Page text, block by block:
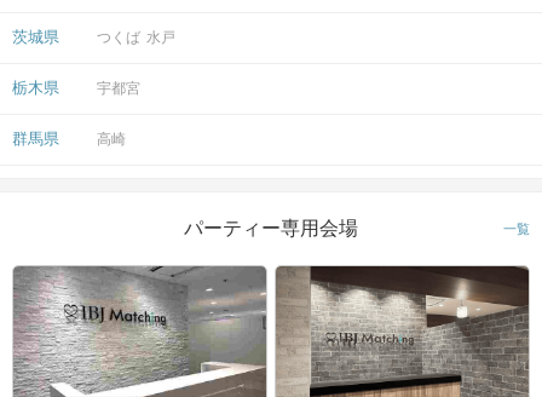
茨城県 つくば 水戸
栃木県 宇都宮
群馬県 高崎
パーティー専用会場 一覧